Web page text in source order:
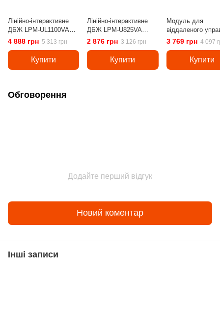
Лінійно-інтерактивне
ДБЖ LPM-UL1100VA
(770Вт)
4 888 грн 5 313 грн
Купити
Лінійно-інтерактивне
ДБЖ LPM-U825VA
(577Вт)
2 876 грн 3 126 грн
Купити
Модуль для
віддаленого
онлайн UPS
3 769 грн 4 097
Купити
Обговорення
Додайте перший відгук
Новий коментар
Інші записи